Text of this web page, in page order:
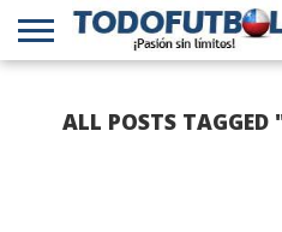
CHILENA
EN EL
MUNDO
INTERNACIONAL
ALL POSTS